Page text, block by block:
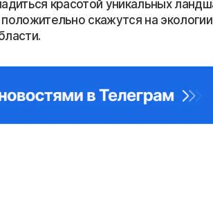
красотой уникальных
скажутся на экологии